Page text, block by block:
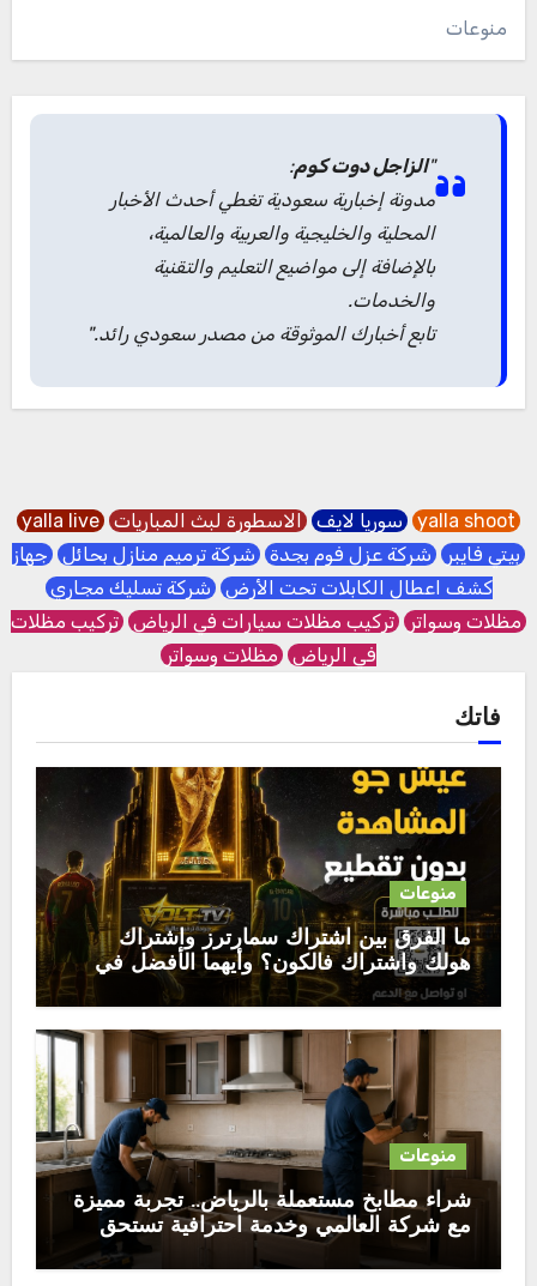
منوعات
"الزاجل دوت كوم:
مدونة إخبارية سعودية تغطي أحدث الأخبار
المحلية والخليجية والعربية والعالمية،
بالإضافة إلى مواضيع التعليم والتقنية
والخدمات.
تابع أخبارك الموثوقة من مصدر سعودي رائد."
yalla shoot سوريا لايف الاسطورة لبث المباريات yalla live
بيتي فايبر شركة عزل فوم بجدة شركة ترميم منازل بحائل جهاز
كشف اعطال الكابلات تحت الأرض شركة تسليك مجاري
مظلات وسواتر تركيب مظلات سيارات في الرياض تركيب مظلات
في الرياض مظلات وسواتر
فاتك
منوعات
ما الفرق بين اشتراك سمارترز واشتراك
هولك واشتراك فالكون؟ وأيهما الأفضل في
2026
منوعات
شراء مطابخ مستعملة بالرياض.. تجربة مميزة
مع شركة العالمي وخدمة احترافية تستحق